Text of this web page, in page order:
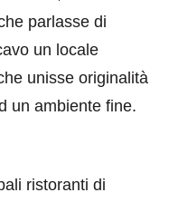
parlasse di
un locale
unisse originalità
un ambiente fine.
ristoranti di